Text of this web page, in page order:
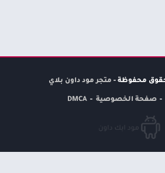
متجر مود داون بلاي
صفحة الخصوصية DMCA